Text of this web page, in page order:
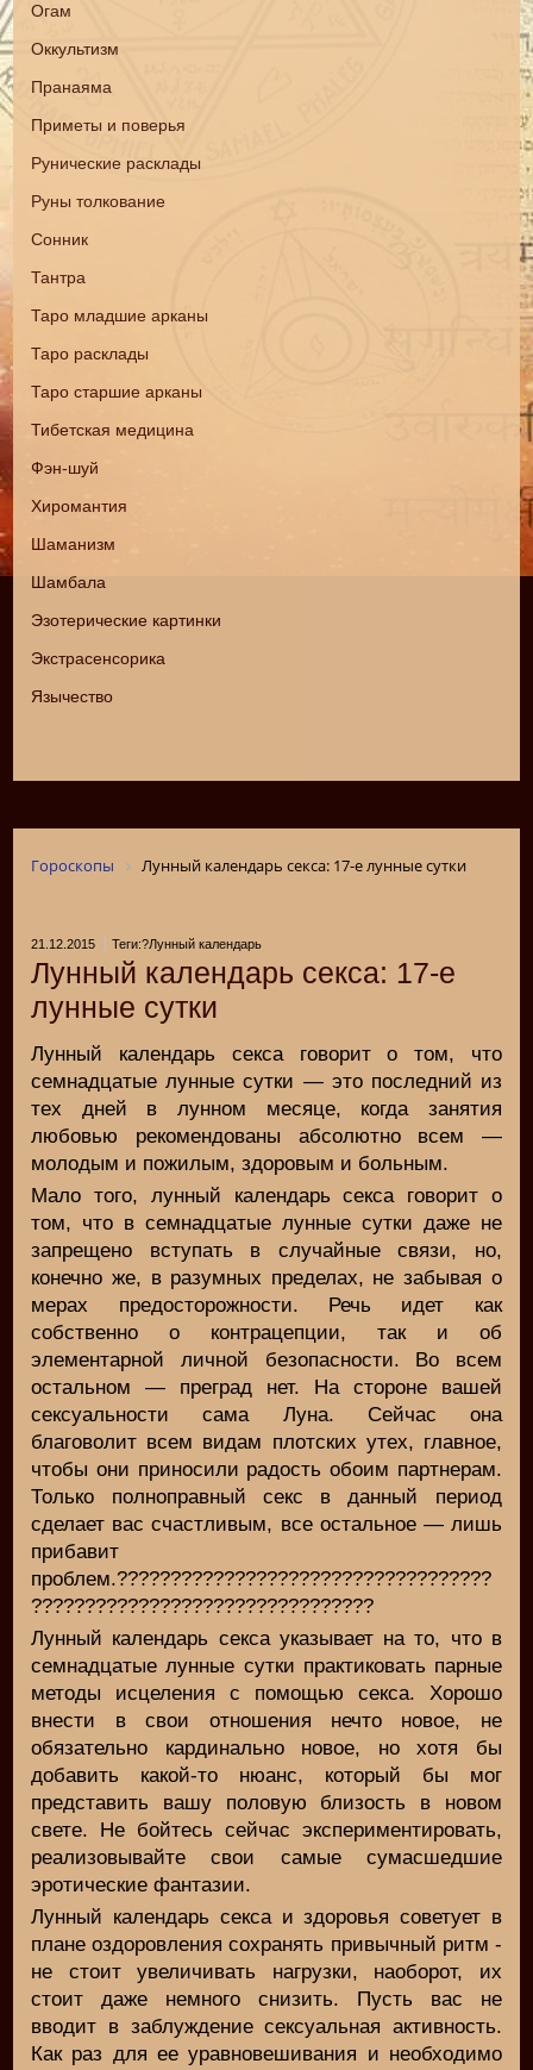
Огам
Оккультизм
Пранаяма
Приметы и поверья
Рунические расклады
Руны толкование
Сонник
Тантра
Таро младшие арканы
Таро расклады
Таро старшие арканы
Тибетская медицина
Фэн-шуй
Хиромантия
Шаманизм
Шамбала
Эзотерические картинки
Экстрасенсорика
Язычество
Гороскопы Лунный календарь секса: 17-е лунные сутки
21.12.2015 Теги:?Лунный календарь
Лунный календарь секса: 17-е
лунные сутки
Лунный календарь секса говорит о том, что
семнадцатые лунные сутки — это последний из
тех дней в лунном месяце, когда занятия
любовью рекомендованы абсолютно всем —
молодым и пожилым, здоровым и больным.
Мало того, лунный календарь секса говорит о
том, что в семнадцатые лунные сутки даже не
запрещено вступать в случайные связи, но,
конечно же, в разумных пределах, не забывая о
мерах предосторожности. Речь идет как
собственно о контрацепции, так и об
элементарной личной безопасности. Во всем
остальном — преград нет. На стороне вашей
сексуальности сама Луна. Сейчас она
благоволит всем видам плотских утех, главное,
чтобы они приносили радость обоим партнерам.
Только полноправный секс в данный период
сделает вас счастливым, все остальное — лишь
прибавит
проблем.???????????????????????????????????
????????????????????????????????
Лунный календарь секса указывает на то, что в
семнадцатые лунные сутки практиковать парные
методы исцеления с помощью секса. Хорошо
внести в свои отношения нечто новое, не
обязательно кардинально новое, но хотя бы
добавить какой-то нюанс, который бы мог
представить вашу половую близость в новом
свете. Не бойтесь сейчас экспериментировать,
реализовывайте свои самые сумасшедшие
эротические фантазии.
Лунный календарь секса и здоровья советует в
плане оздоровления сохранять привычный ритм -
не стоит увеличивать нагрузки, наоборот, их
стоит даже немного снизить. Пусть вас не
вводит в заблуждение сексуальная активность.
Как раз для ее уравновешивания и необходимо